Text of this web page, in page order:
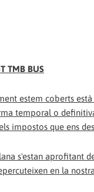
TMB BUS
estem coberts
temporal o
impostos que ens
s'estan aprofitant
en la